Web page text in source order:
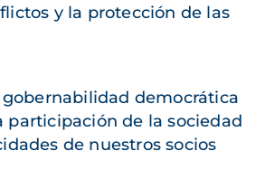
y la protección de las
democrática
participación de la sociedad
de nuestros socios